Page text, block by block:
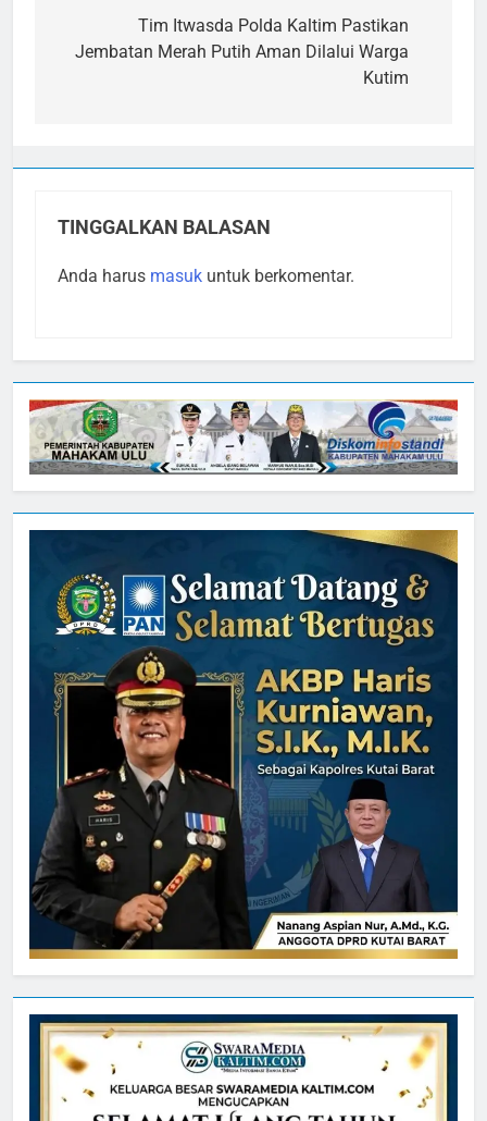
Tim Itwasda Polda Kaltim Pastikan
Jembatan Merah Putih Aman Dilalui Warga
Kutim
TINGGALKAN BALASAN
Anda harus masuk untuk berkomentar.